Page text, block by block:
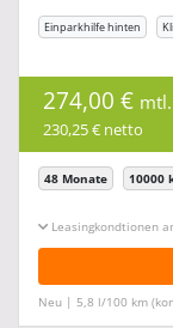
Einparkhilfe hinten
274,00 € mtl.
230,25 € netto
48 Monate 10000
Leasingkonditionen
Neu | 5,8 l/100 km